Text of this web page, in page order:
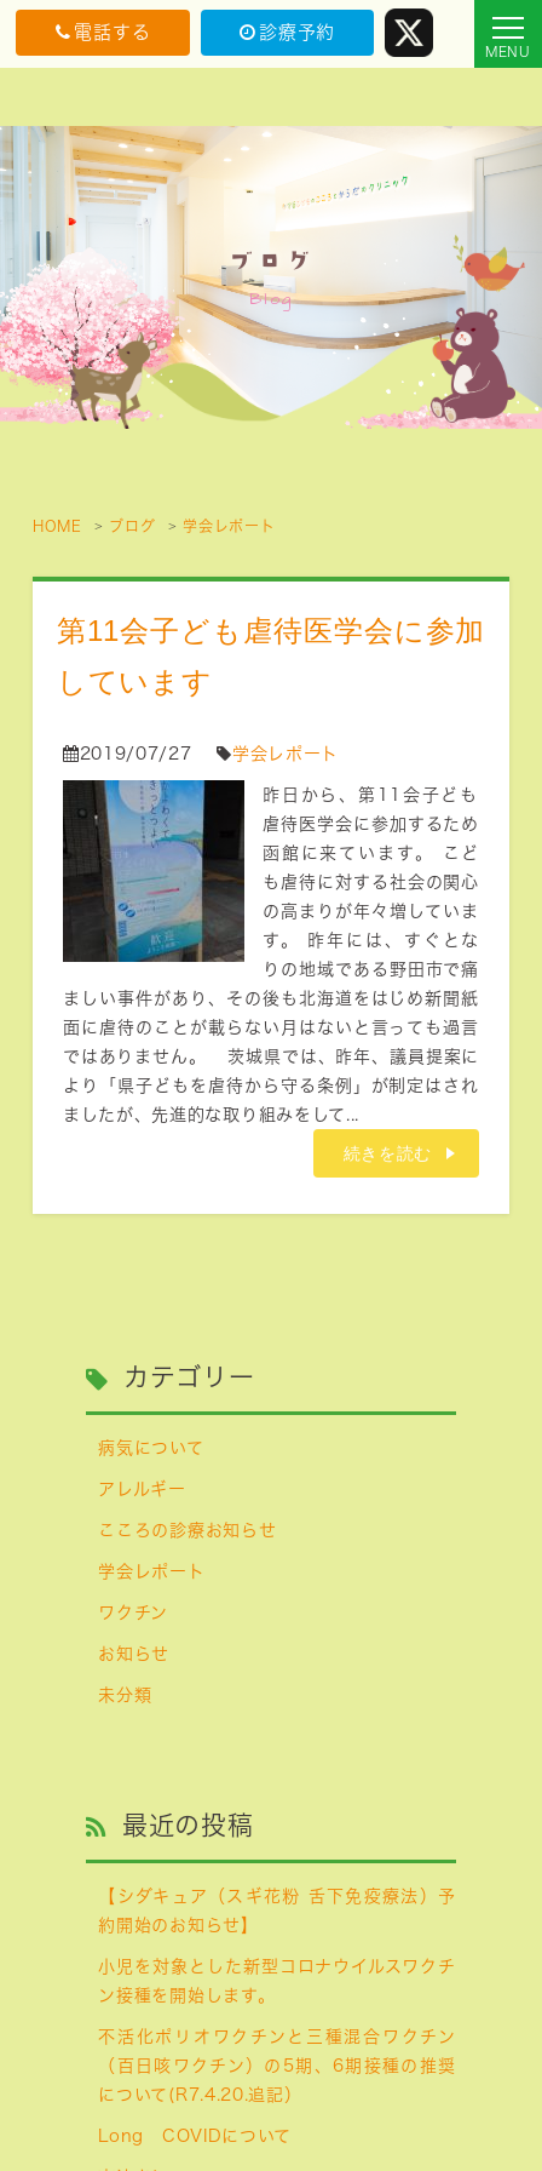
電話する 診療予約
ブログ
Blog
HOME ブログ 学会レポート
第11会子ども虐待医学会に参加
しています
2019/07/27 学会レポート
昨日から、第11会子ども
虐待医学会に参加するため
函館に来ています。 こど
も虐待に対する社会の関心
の高まりが年々増していま
す。 昨年には、すぐとな
りの地域である野田市で痛
ましい事件があり、その後も北海道をはじめ新聞紙
面に虐待のことが載らない月はないと言っても過言
ではありません。 茨城県では、昨年、議員提案に
より「県子どもを虐待から守る条例」が制定はされ
ましたが、先進的な取り組みをして...
続きを読む
カテゴリー
病気について
アレルギー
こころの診療お知らせ
学会レポート
ワクチン
お知らせ
未分類
最近の投稿
【シダキュア（スギ花粉 舌下免疫療法）予
約開始のお知らせ】
小児を対象とした新型コロナウイルスワクチ
ン接種を開始します。
不活化ポリオワクチンと三種混合ワクチン
（百日咳ワクチン）の5期、6期接種の推奨
について(R7.4.20.追記）
Long COVIDについて